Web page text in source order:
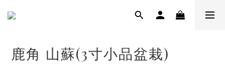
鹿角 山蘇(3寸小品盆栽)